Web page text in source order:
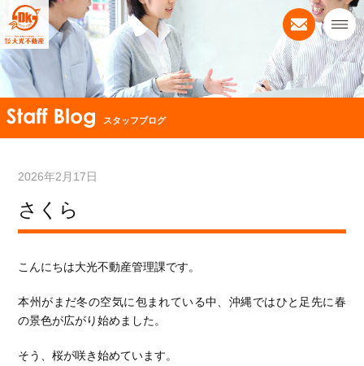
スタッフブログ
2026年2月17日
さくら
こんにちは大光不動産管理課です。
本州がまだ冬の空気に包まれている中、沖縄ではひと足先に春
の景色が広がり始めました。
そう、桜が咲き始めています。